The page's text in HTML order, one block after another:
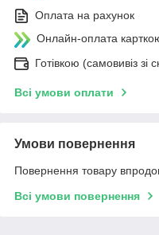
Оплата на рахунок
Онлайн-оплата
Готівкою (самовивіз зі
Всі умови оплати
Умови повернення
Повернення товару
Всі умови повернення